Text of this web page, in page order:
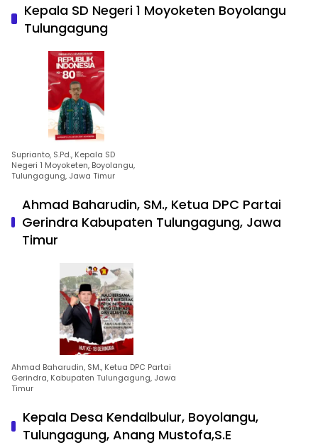
Kepala SD Negeri 1 Moyoketen Boyolangu
Tulungagung
Suprianto, S.Pd., Kepala SD
Negeri 1 Moyoketen, Boyolangu,
Tulungagung, Jawa Timur
Ahmad Baharudin, SM., Ketua DPC Partai
Gerindra Kabupaten Tulungagung, Jawa
Timur
Ahmad Baharudin, SM., Ketua DPC Partai
Gerindra, Kabupaten Tulungagung, Jawa
Timur
Kepala Desa Kendalbulur, Boyolangu,
Tulungagung, Anang Mustofa,S.E